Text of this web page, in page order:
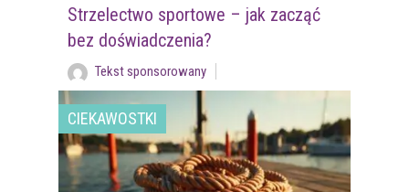
Strzelectwo sportowe – jak zacząć
bez doświadczenia?
Tekst sponsorowany
CIEKAWOSTKI